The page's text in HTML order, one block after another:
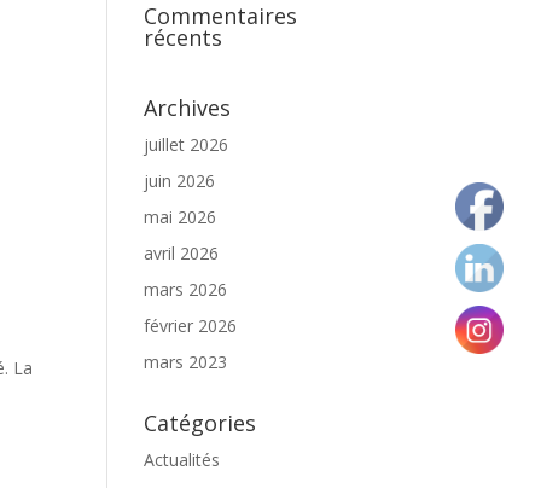
La
Commentaires
récents
Archives
juillet 2026
juin 2026
mai 2026
avril 2026
mars 2026
février 2026
mars 2023
Catégories
Actualités